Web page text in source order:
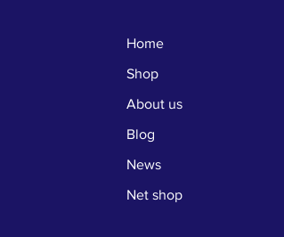
Home
Shop
About us
Blog
News
Net shop